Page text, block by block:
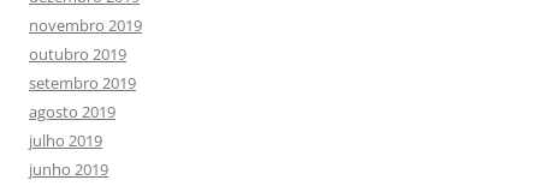
novembro 2019
outubro 2019
setembro 2019
agosto 2019
julho 2019
junho 2019